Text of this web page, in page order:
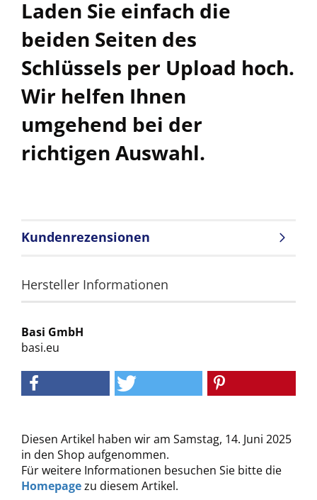
Laden Sie einfach die
beiden Seiten des
Schlüssels per Upload hoch.
Wir helfen Ihnen
umgehend bei der
richtigen Auswahl.
Kundenrezensionen
Hersteller Informationen
Basi GmbH
basi.eu
Diesen Artikel haben wir am Samstag, 14. Juni 2025
in den Shop aufgenommen.
Für weitere Informationen besuchen Sie bitte die
Homepagezu diesem Artikel.